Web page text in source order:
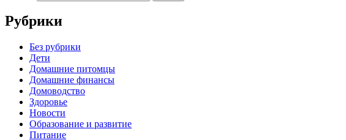
Рубрики
Без рубрики
Дети
Домашние питомцы
Домашние финансы
Домоводство
Здоровье
Новости
Образование и развитие
Питание